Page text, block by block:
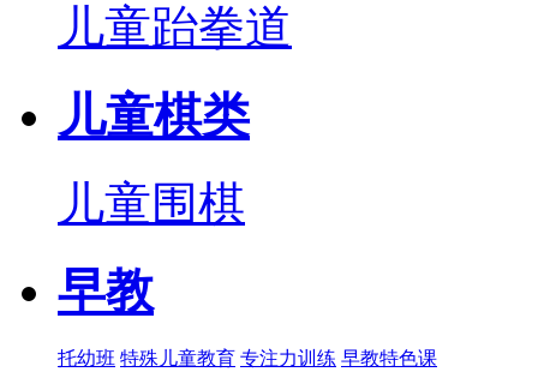
儿童跆拳道
儿童棋类
儿童围棋
早教
托幼班 特殊儿童教育 专注力训练 早教特色课